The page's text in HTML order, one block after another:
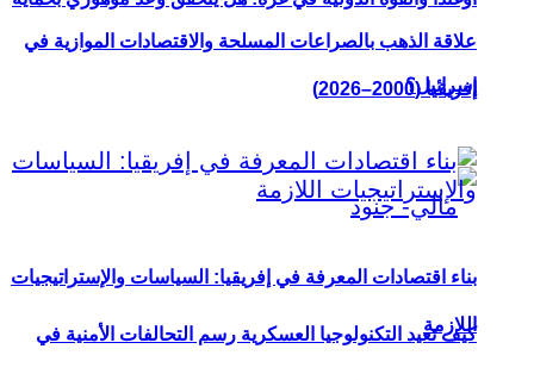
إسرائيل؟
كيف تعيد التكنولوجيا العسكرية رسم التحالفات الأمنية في
علاقة الذهب بالصراعات المسلحة والاقتصادات الموازية في
إفريقيا (2000–2026)
بناء اقتصادات المعرفة في إفريقيا: السياسات والإستراتيجيات
اللازمة